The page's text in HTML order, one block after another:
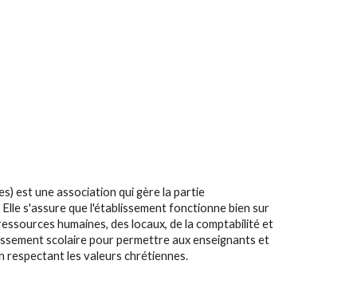
est une association qui gère la partie
s'assure que l'établissement fonctionne bien sur
humaines, des locaux, de la comptabilité et
scolaire pour permettre aux enseignants et
respectant les valeurs chrétiennes.